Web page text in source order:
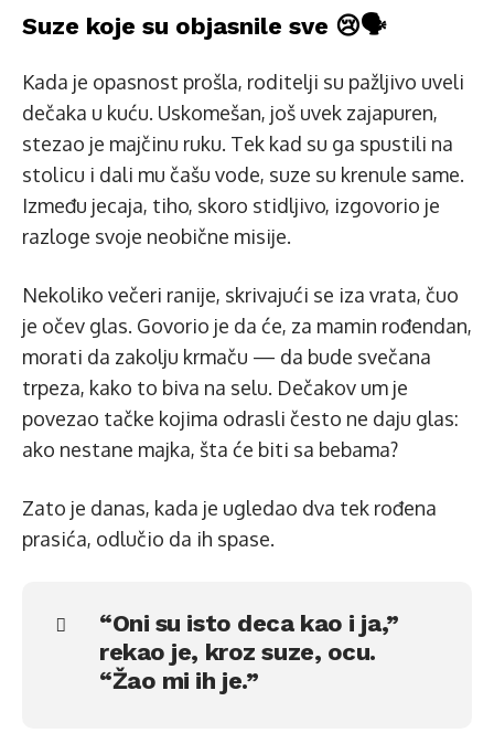
Suze koje su objasnile sve 😢🗣️
Kada je opasnost prošla, roditelji su pažljivo uveli
dečaka u kuću. Uskomešan, još uvek zajapuren,
stezao je majčinu ruku. Tek kad su ga spustili na
stolicu i dali mu čašu vode, suze su krenule same.
Između jecaja, tiho, skoro stidljivo, izgovorio je
razloge svoje neobične misije.
Nekoliko večeri ranije, skrivajući se iza vrata, čuo
je očev glas. Govorio je da će, za mamin rođendan,
morati da zakolju krmaču — da bude svečana
trpeza, kako to biva na selu. Dečakov um je
povezao tačke kojima odrasli često ne daju glas:
ako nestane majka, šta će biti sa bebama?
Zato je danas, kada je ugledao dva tek rođena
prasića, odlučio da ih spase.
“Oni su isto deca kao i ja,”
rekao je, kroz suze, ocu.
“Žao mi ih je.”